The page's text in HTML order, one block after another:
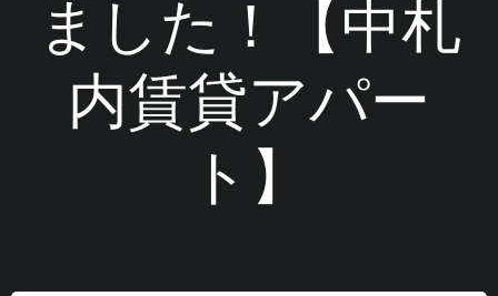
ました！【中札
内賃貸アパー
ト】